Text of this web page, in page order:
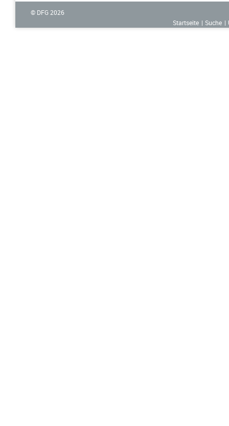
© DFG 2026
Startseite
Suche